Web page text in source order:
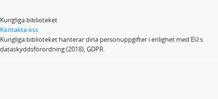
Kungliga biblioteket
Kontakta oss
Kungliga biblioteket hanterar dina personuppgifter i enlighet med EU:s
dataskyddsförordning (2018), GDPR.